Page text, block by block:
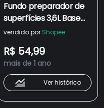
Fundo preparador de
superfícies 3,6L Base
para pintura Selante
Absorção Proteção
vendido por Shopee
R$ 54,99
mais de 1 ano
Ver histórico